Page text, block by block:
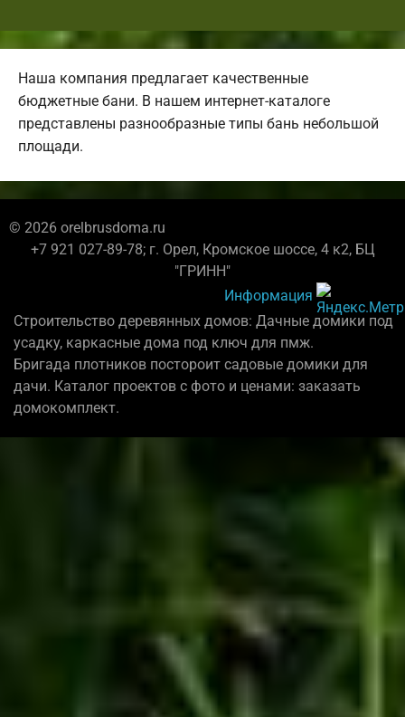
Наша компания предлагает качественные
бюджетные бани. В нашем интернет-каталоге
представлены разнообразные типы бань небольшой
площади.
© 2026 orelbrusdoma.ru
+7 921 027-89-78; г. Орел, Кромское шоссе, 4 к2, БЦ
"ГРИНН"
Информация
Строительство деревянных домов: Дачные домики под
усадку, каркасные дома под ключ для пмж.
Бригада плотников постороит садовые домики для
дачи. Каталог проектов с фото и ценами: заказать
домокомплект.